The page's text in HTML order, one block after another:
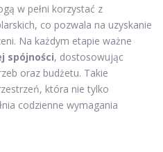
w pełni korzystać z
co pozwala na uzyskanie
Na każdym etapie ważne
spójności, dostosowując
oraz budżetu. Takie
która nie tylko
codzienne wymagania